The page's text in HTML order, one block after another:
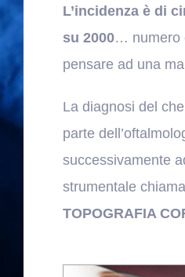
L’incidenza è di
su 2000… numero
pensare ad una
La diagnosi del
parte
successivamente
strumentale
TOPOGRAFIA